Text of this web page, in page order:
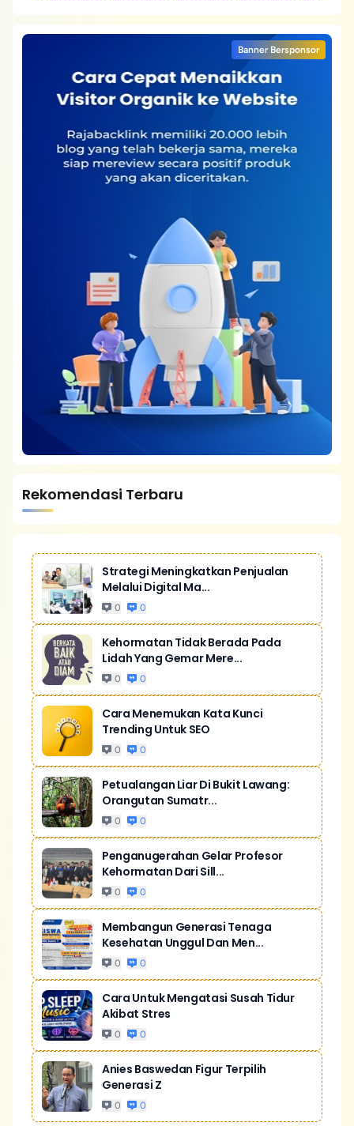
Banner Bersponsor
Rekomendasi Terbaru
Strategi Meningkatkan Penjualan
Melalui Digital Ma...
0 0
Kehormatan Tidak Berada Pada
Lidah Yang Gemar Mere...
0 0
Cara Menemukan Kata Kunci
Trending Untuk SEO
0 0
Petualangan Liar Di Bukit Lawang:
Orangutan Sumatr...
0 0
Penganugerahan Gelar Profesor
Kehormatan Dari Sill...
0 0
Membangun Generasi Tenaga
Kesehatan Unggul Dan Men...
0 0
Cara Untuk Mengatasi Susah Tidur
Akibat Stres
0 0
Anies Baswedan Figur Terpilih
Generasi Z
0 0